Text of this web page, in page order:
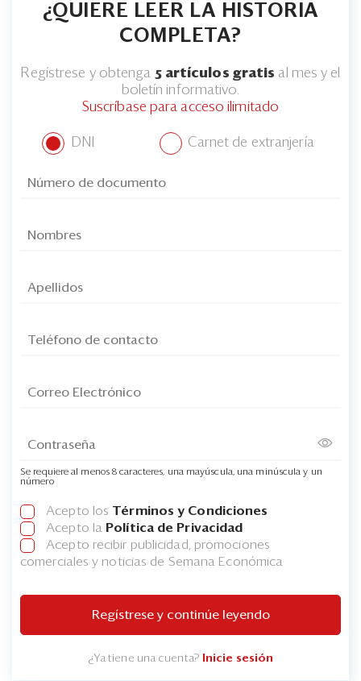
¿QUIERE LEER LA HISTORIA
COMPLETA?
Regístrese y obtenga 5 artículos gratis al mes y el
boletín informativo.
Suscríbase para acceso ilimitado
DNI Carnet de extranjería
Se requiere al menos 8 caracteres, una mayúscula, una minúscula y un
número
Acepto los Términos y Condiciones
Acepto la Política de Privacidad
Acepto recibir publicidad, promociones
comerciales y noticias de Semana Económica
Regístrese y continúe leyendo
¿Ya tiene una cuenta? Inicie sesión